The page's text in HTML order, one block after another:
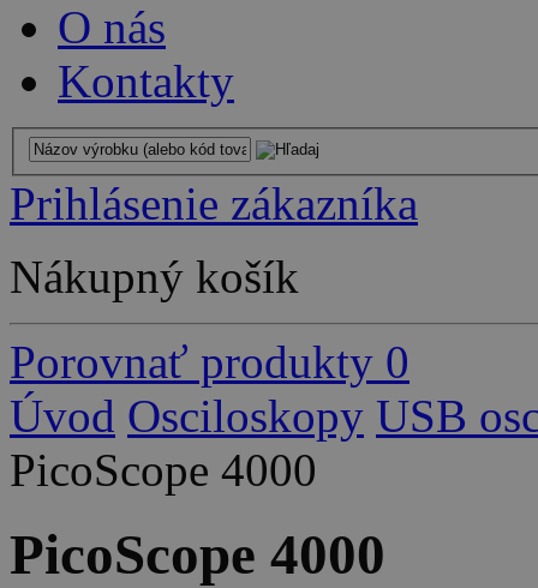
O nás
Kontakty
Prihlásenie zákazníka
Nákupný košík
Porovnať produkty 0
Úvod Osciloskopy USB
PicoScope 4000
PicoScope 4000